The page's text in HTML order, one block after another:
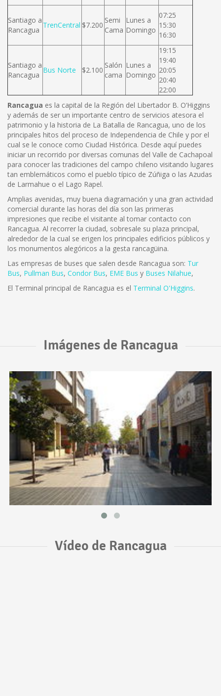
Santiago a
Rancagua
TrenCentral $7.200
Semi
Cama
Lunes a
Domingo
07:25
15:30
16:30
Santiago a
Rancagua
Bus Norte $2.100
Salón
cama
Lunes a
Domingo
19:15
19:40
20:05
20:40
22:00
Rancagua es la capital de la Región del Libertador B. O’Higgins
y además de ser un importante centro de servicios atesora el
patrimonio y la historia de La Batalla de Rancagua, uno de los
principales hitos del proceso de Independencia de Chile y por el
cual se le conoce como Ciudad Histórica. Desde aquí puedes
iniciar un recorrido por diversas comunas del Valle de Cachapoal
para conocer las tradiciones del campo chileno visitando lugares
tan emblemáticos como el pueblo típico de Zúñiga o las Azudas
de Larmahue o el Lago Rapel.
Amplias avenidas, muy buena diagramación y una gran actividad
comercial durante las horas del día son las primeras
impresiones que recibe el visitante al tomar contacto con
Rancagua. Al recorrer la ciudad, sobresale su plaza principal,
alrededor de la cual se erigen los principales edificios públicos y
los monumentos alegóricos a la gesta rancagüina.
Las empresas de buses que salen desde Rancagua son: Tur
Bus, Pullman Bus, Condor Bus, EME Bus y Buses Nilahue,
El Terminal principal de Rancagua es el Terminal O'Higgins.
Imágenes de Rancagua
Vídeo de Rancagua